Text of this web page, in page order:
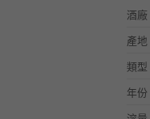
酒廠
產地
類型
年份